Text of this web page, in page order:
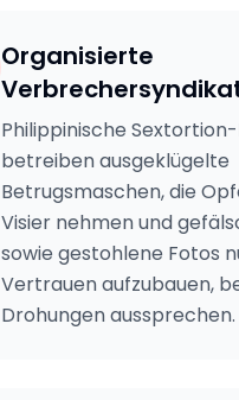
Organisierte
Philippinische
betreiben ausgeklügelte
Betrugsmaschen, die
Visier nehmen und
sowie gestohlene Fotos
Vertrauen aufzubauen,
Drohungen aussprechen.